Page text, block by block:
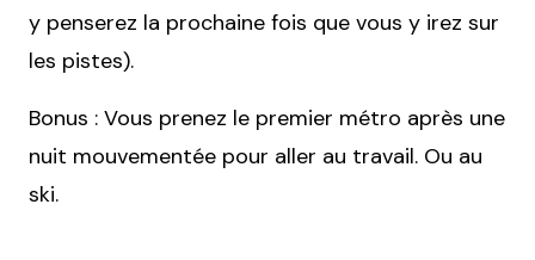
y penserez la prochaine fois que vous y irez sur
les pistes).
Bonus : Vous prenez le premier métro après une
nuit mouvementée pour aller au travail. Ou au
ski.